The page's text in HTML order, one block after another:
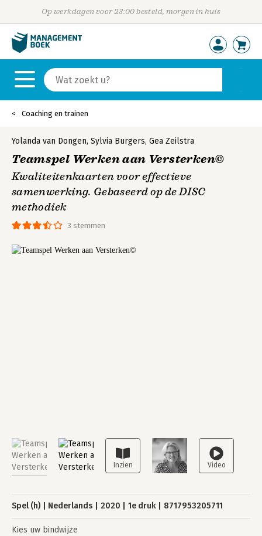
Op werkdagen voor 23:00 besteld, morgen in huis
Coaching en trainen
3 stemmen
Yolanda van Dongen, Sylvia Burgers, Gea Zeilstra
Teamspel Werken aan Versterken©
Kwaliteitenkaarten voor effectieve
samenwerking. Gebaseerd op de DISC
methodiek
Spel (h) Nederlands 2020 1e druk 8717953205711
Kies uw bindwijze